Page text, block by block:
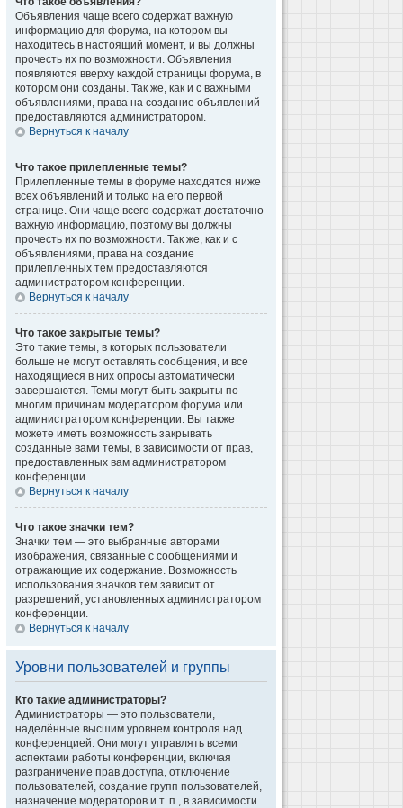
Объявления чаще всего содержат важную
информацию для форума, на котором вы
находитесь в настоящий момент, и вы должны
прочесть их по возможности. Объявления
появляются вверху каждой страницы форума, в
котором они созданы. Так же, как и с важными
объявлениями, права на создание объявлений
предоставляются администратором.
Вернуться к началу
Что такое прилепленные темы?
Прилепленные темы в форуме находятся ниже
всех объявлений и только на его первой
странице. Они чаще всего содержат достаточно
важную информацию, поэтому вы должны
прочесть их по возможности. Так же, как и с
объявлениями, права на создание
прилепленных тем предоставляются
администратором конференции.
Вернуться к началу
Что такое закрытые темы?
Это такие темы, в которых пользователи
больше не могут оставлять сообщения, и все
находящиеся в них опросы автоматически
завершаются. Темы могут быть закрыты по
многим причинам модератором форума или
администратором конференции. Вы также
можете иметь возможность закрывать
созданные вами темы, в зависимости от прав,
предоставленных вам администратором
конференции.
Вернуться к началу
Что такое значки тем?
Значки тем — это выбранные авторами
изображения, связанные с сообщениями и
отражающие их содержание. Возможность
использования значков тем зависит от
разрешений, установленных администратором
конференции.
Вернуться к началу
Уровни пользователей и группы
Кто такие администраторы?
Администраторы — это пользователи,
наделённые высшим уровнем контроля над
конференцией. Они могут управлять всеми
аспектами работы конференции, включая
разграничение прав доступа, отключение
пользователей, создание групп пользователей,
назначение модераторов и т. п., в зависимости